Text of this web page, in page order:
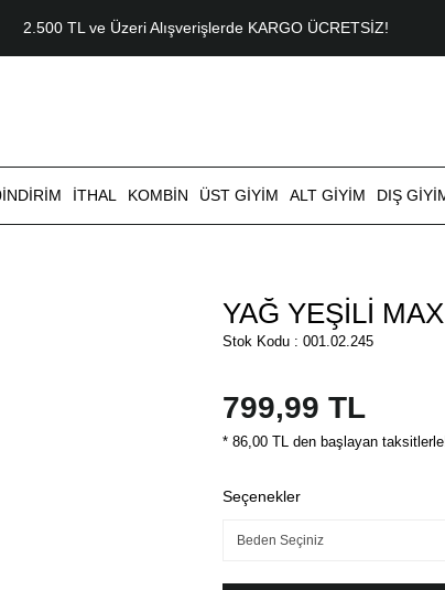
2.500 TL ve Üzeri Alışverişlerde KARGO ÜCRETSİZ!
İTHAL KOMBİN ÜST GİYİM ALT GİYİM DIŞ
YAĞ YEŞİLİ
Stok Kodu : 001.02.245
799,99 TL
* 86,00 TL den başlayan
Seçenekler